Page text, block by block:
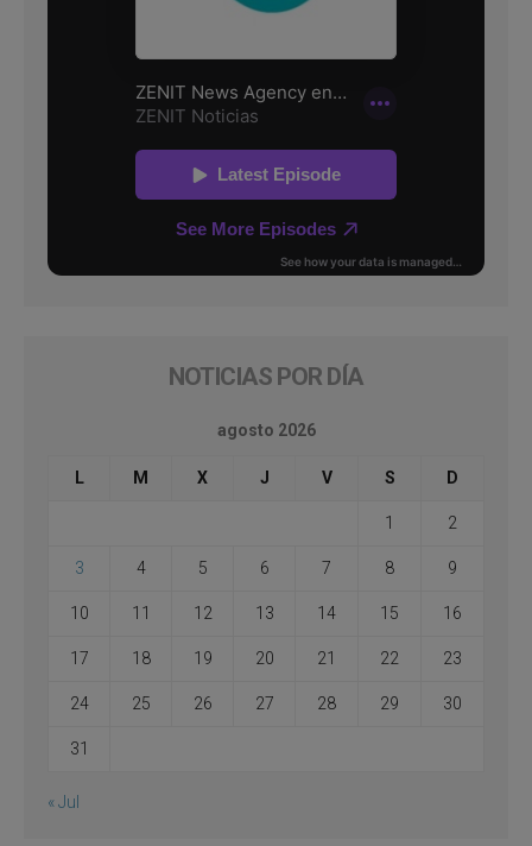
NOTICIAS POR DÍA
agosto 2026
L M X J V S D
1 2
3 4 5 6 7 8 9
10 11 12 13 14 15 16
17 18 19 20 21 22 23
24 25 26 27 28 29 30
31
« Jul